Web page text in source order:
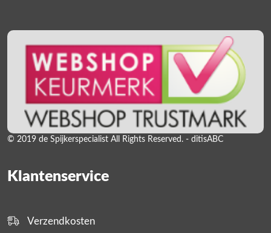
© 2019 de Spijkerspecialist All Rights Reserved. - ditisABC
Klantenservice
Verzendkosten